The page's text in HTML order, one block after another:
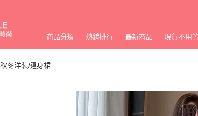
商品分類 熱銷排行 最新商品 現貨不用
秋冬洋裝/連身裙